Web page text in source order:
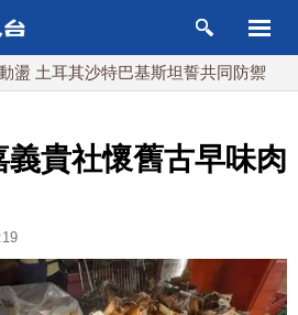
其沙特巴基斯坦誓共同防禦 漢
貴社懷舊古早味肉